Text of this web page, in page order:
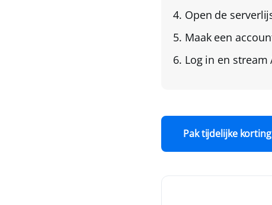
Open de
Maak een
Log in en stream
Pak tijdelijke